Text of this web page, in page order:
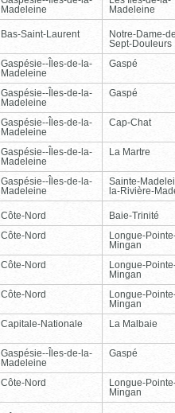
Madeleine
Madeleine
Bas-Saint-Laurent
Notre-Dame-
Sept-Douleurs
Gaspésie--Îles-de-la-
Madeleine
Gaspé
Gaspésie--Îles-de-la-
Madeleine
Gaspé
Gaspésie--Îles-de-la-
Madeleine
Cap-Chat
Gaspésie--Îles-de-la-
Madeleine
La Martre
Gaspésie--Îles-de-la-
Madeleine
Sainte-
la-Rivière-
Côte-Nord
Baie-Trinité
Côte-Nord
Longue-
Mingan
Côte-Nord
Longue-
Mingan
Côte-Nord
Longue-
Mingan
Capitale-Nationale La Malbaie
Gaspésie--Îles-de-la-
Madeleine
Gaspé
Côte-Nord
Longue-
Mingan